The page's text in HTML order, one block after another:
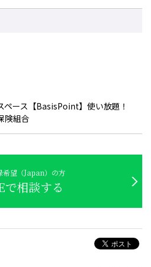
ペース【BasisPoint】使い放題！
険組合
希望（Japan）の方
相談する